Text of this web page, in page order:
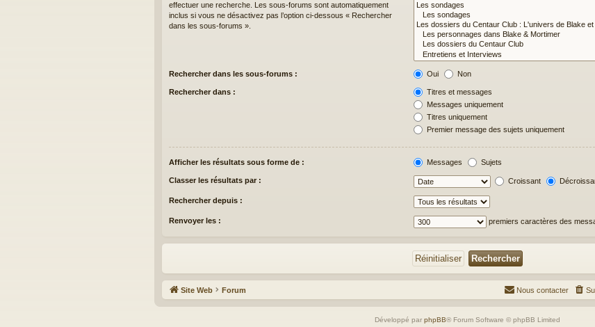
effectuer une recherche. Les sous-forums sont automatiquement
inclus si vous ne désactivez pas l’option ci-dessous « Rechercher
dans les sous-forums ».
Rechercher dans les sous-forums : Oui Non
Rechercher dans :
Titres et messages
Messages uniquement
Titres uniquement
Premier message des sujets uniquement
Afficher les résultats sous forme de : Messages Sujets
Classer les résultats par : Croissant
Rechercher depuis :
Renvoyer les : premiers caractères des
Site Web Forum Nous contacter
Développé par phpBB® Forum Software © phpBB Limited